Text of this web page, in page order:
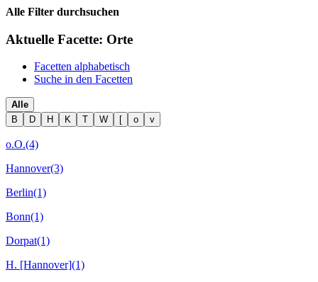
Alle Filter durchsuchen
Aktuelle Facette: Orte
Facetten alphabetisch
Suche in den Facetten
Alle
B
D H K T W [ o v
o.O.(4)
Hannover(3)
Berlin(1)
Bonn(1)
Dorpat(1)
H. [Hannover](1)